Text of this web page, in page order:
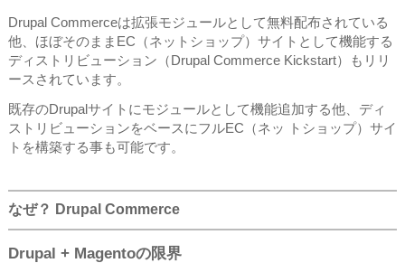
Drupal Commerceは拡張モジュールとして無料配布されている
他、ほぼそのままEC（ネットショップ）サイトとして機能する
ディストリビューション（Drupal Commerce Kickstart）もリリ
ースされています。
既存のDrupalサイトにモジュールとして機能追加する他、ディ
ストリビューションをベースにフルEC（ネッ トショップ）サイ
トを構築する事も可能です。
なぜ？ Drupal Commerce
Drupal + Magentoの限界